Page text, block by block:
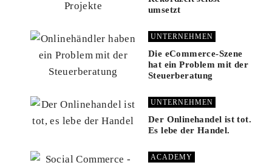
umsetzt
UNTERNEHMEN
Die eCommerce-Szene
hat ein Problem mit der
Steuerberatung
UNTERNEHMEN
Der Onlinehandel ist tot.
Es lebe der Handel.
ACADEMY